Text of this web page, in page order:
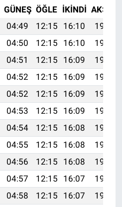
GÜNEŞ ÖĞLE İKINDI AKŞAM
04:49 12:15 16:10
19:32
04:50 12:15 16:10
19:31
04:51 12:15 16:09
19:30
04:52 12:15 16:09
19:29
04:52 12:15 16:09
19:28
04:53 12:15 16:09
19:27
04:54 12:15 16:08
19:26
04:55 12:15 16:08
19:25
04:56 12:15 16:08
19:24
04:57 12:15 16:07
19:23
04:58 12:15 16:07
19:22